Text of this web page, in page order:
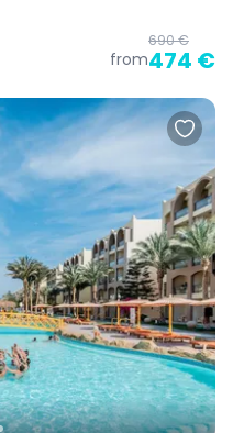
from
690 €
474 €